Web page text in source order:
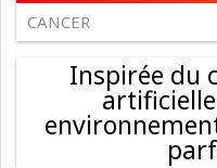
CANCER
Inspirée du
artificielle